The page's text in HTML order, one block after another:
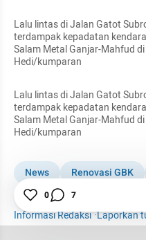
Lalu lintas di Jalan Gatot
terdampak kepadatan
Salam Metal Ganjar-Mahfud
Hedi/kumparan
Lalu lintas di Jalan Gatot
terdampak kepadatan
Salam Metal Ganjar-Mahfud
Hedi/kumparan
News Renovasi GBK
Ganjar-Mahfud
Informasi Redaksi·Laporkan
0 7